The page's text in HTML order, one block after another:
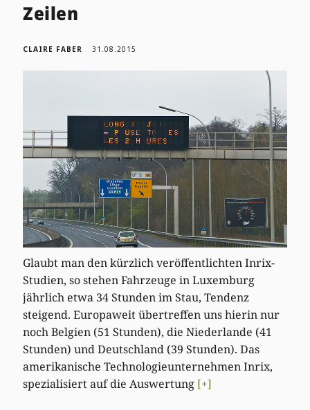
Zeilen
CLAIRE FABER 31.08.2015
Glaubt man den kürzlich veröffentlichten Inrix-
Studien, so stehen Fahrzeuge in Luxemburg
jährlich etwa 34 Stunden im Stau, Tendenz
steigend. Europaweit übertreffen uns hierin nur
noch Belgien (51 Stunden), die Niederlande (41
Stunden) und Deutschland (39 Stunden). Das
amerikanische Technologieunternehmen Inrix,
spezialisiert auf die Auswertung [+]